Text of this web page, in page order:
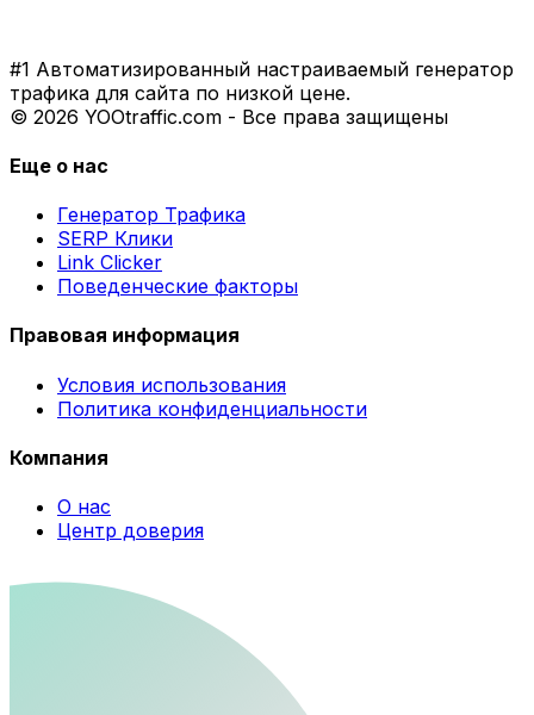
#1 Автоматизированный настраиваемый генератор
трафика для сайта по низкой цене.
© 2026 YOOtraffic.com - Все права защищены
Еще о нас
Генератор Трафика
SERP Клики
Link Clicker
Поведенческие факторы
Правовая информация
Условия использования
Политика конфиденциальности
Компания
О нас
Центр доверия